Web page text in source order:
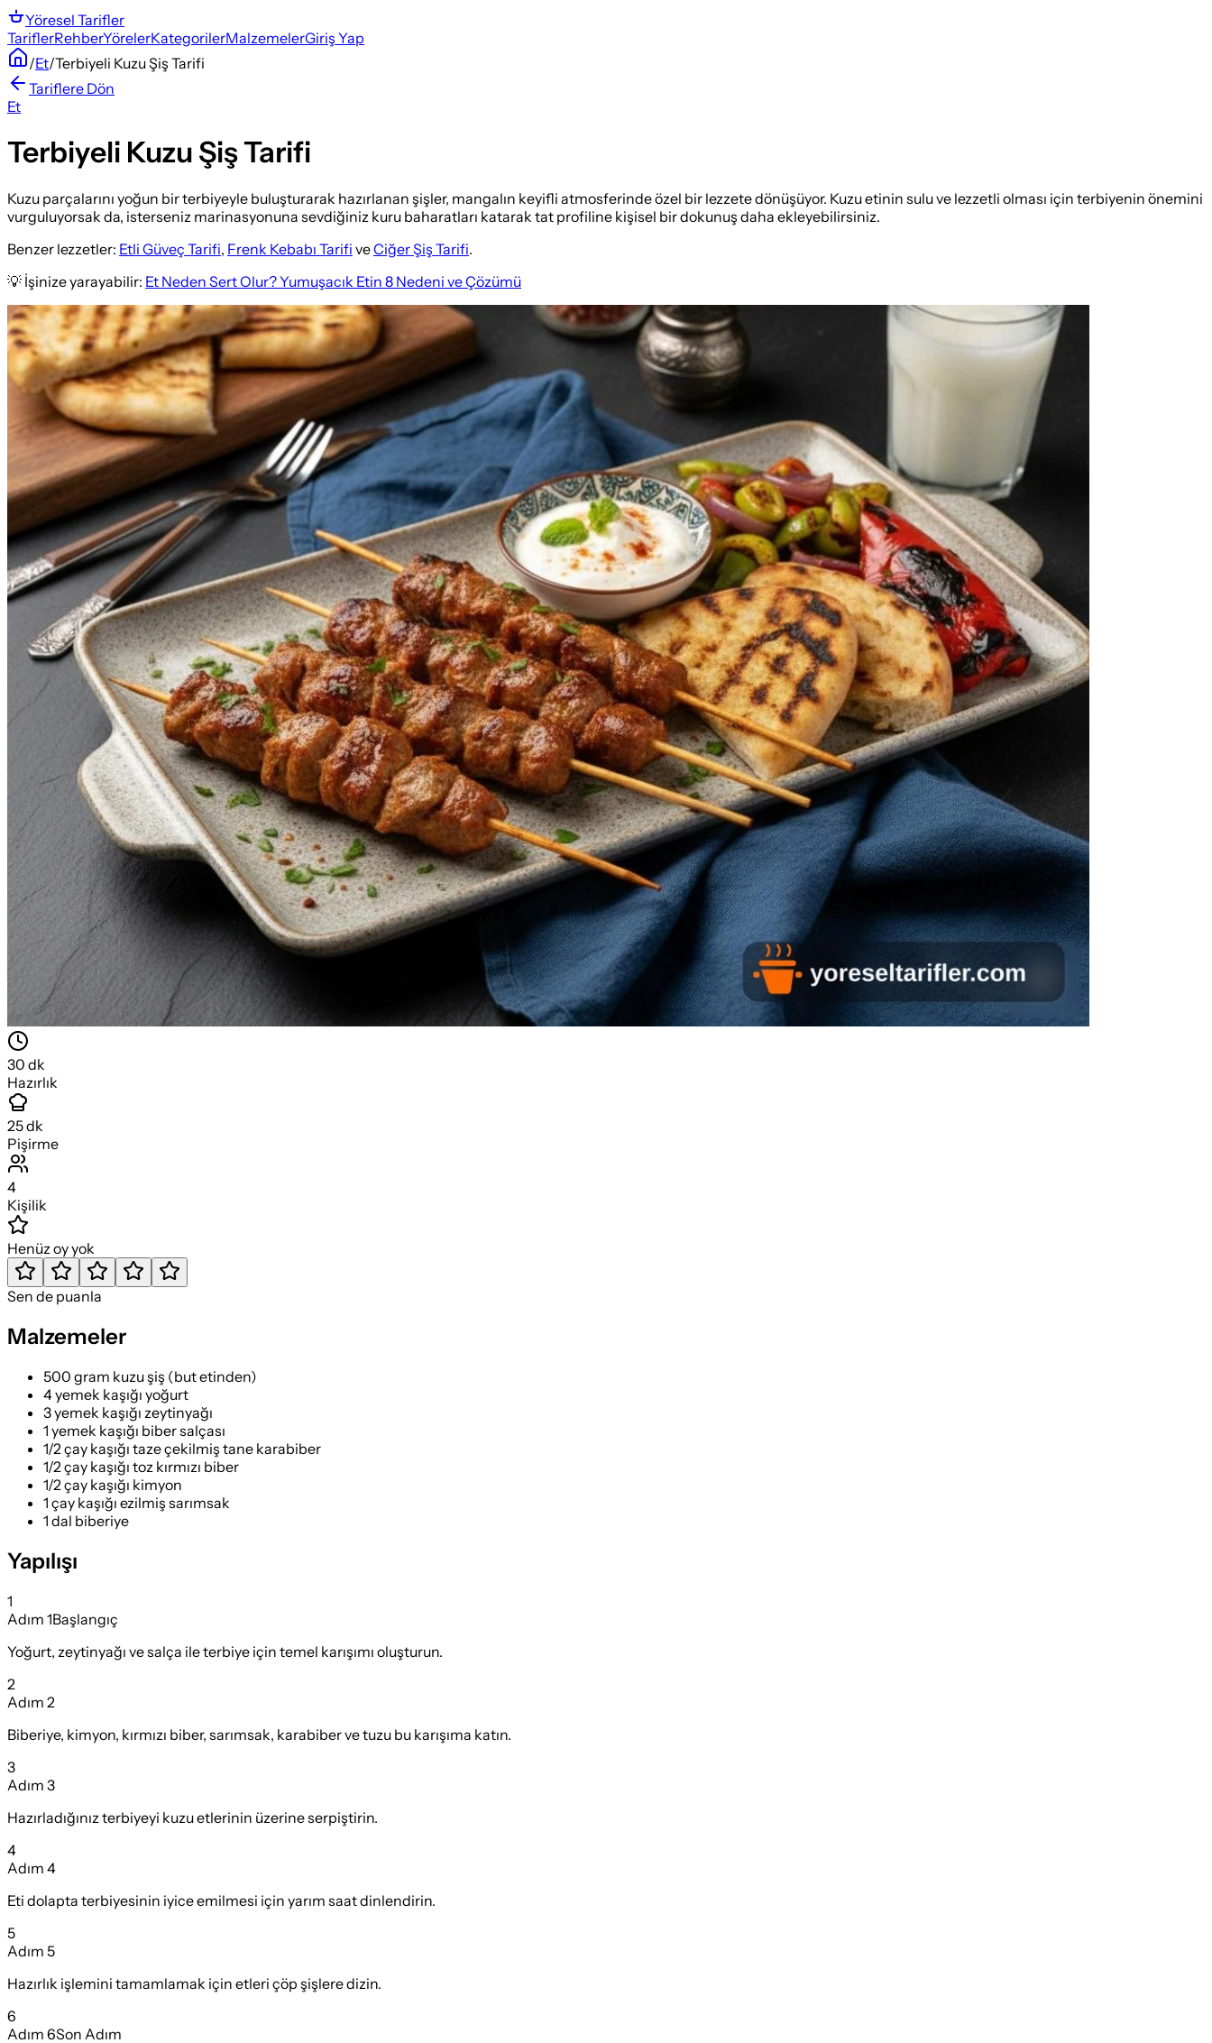
Yöresel Tarifler
TariflerRehberYörelerKategorilerMalzemelerGiriş Yap
/Et/Terbiyeli Kuzu Şiş Tarifi
Tariflere Dön
Et
Terbiyeli Kuzu Şiş Tarifi
Kuzu parçalarını yoğun bir terbiyeyle buluşturarak hazırlanan şişler, mangalın keyifli atmosferinde özel bir lezzete dönüşüyor. Kuzu etinin sulu ve lezzetli olması için terbiyenin önemini
vurguluyorsak da, isterseniz marinasyonuna sevdiğiniz kuru baharatları katarak tat profiline kişisel bir dokunuş daha ekleyebilirsiniz.
Benzer lezzetler: Etli Güveç Tarifi, Frenk Kebabı Tarifi veCiğer Şiş Tarifi.
💡 İşinize yarayabilir: Et Neden Sert Olur? Yumuşacık Etin 8 Nedeni ve Çözümü
30 dk
Hazırlık
25dk
Pişirme
4
Kişilik
Henüz oy yok
Sen de puanla
Malzemeler
500 gram kuzu şiş (but etinden)
4 yemek kaşığı yoğurt
3 yemek kaşığı zeytinyağı
1 yemek kaşığı biber salçası
1/2 çay kaşığı taze çekilmiş tane karabiber
1/2 çay kaşığı toz kırmızı biber
1/2 çay kaşığı kimyon
1 çay kaşığı ezilmiş sarımsak
1 dal biberiye
Yapılışı
1
Adım 1Başlangıç
Yoğurt, zeytinyağı ve salça ile terbiye için temel karışımı oluşturun.
2
Adım 2
Biberiye, kimyon, kırmızı biber, sarımsak, karabiber ve tuzu bu karışıma katın.
3
Adım 3
Hazırladığınız terbiyeyi kuzu etlerinin üzerine serpiştirin.
4
Adım 4
Eti dolapta terbiyesinin iyice emilmesi için yarım saat dinlendirin.
5
Adım 5
Hazırlık işlemini tamamlamak için etleri çöp şişlere dizin.
6
Adım 6Son Adım